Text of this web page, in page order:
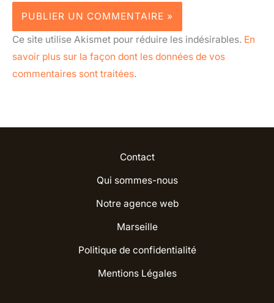
Ce site utilise Akismet pour réduire les indésirables. En
savoir plus sur la façon dont les données de vos
commentaires sont traitées.
Contact
Qui sommes-nous
Notre agence web
Marseille
Politique de confidentialité
Mentions Légales